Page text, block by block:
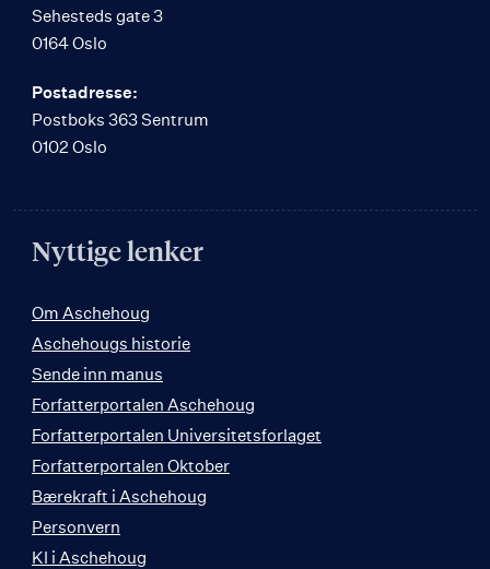
Sehesteds gate 3
0164 Oslo
Postadresse:
Postboks 363 Sentrum
0102 Oslo
Nyttige lenker
Om Aschehoug
Aschehougs historie
Sende inn manus
Forfatterportalen Aschehoug
Forfatterportalen Universitetsforlaget
Forfatterportalen Oktober
Bærekraft i Aschehoug
Personvern
KI i Aschehoug